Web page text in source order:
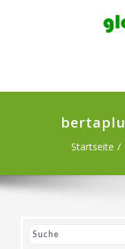
Startseite